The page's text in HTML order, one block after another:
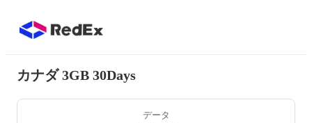
カナダ 3GB 30Days
データ